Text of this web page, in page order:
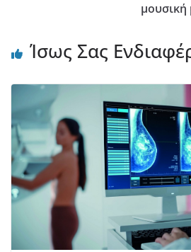
μουσική
Ίσως Σας